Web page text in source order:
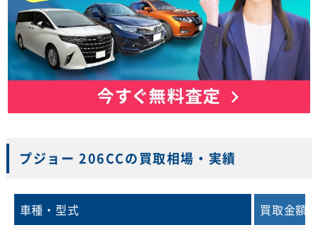
プジョー 206CCの買取相場・実績
車種・型式
買取金額